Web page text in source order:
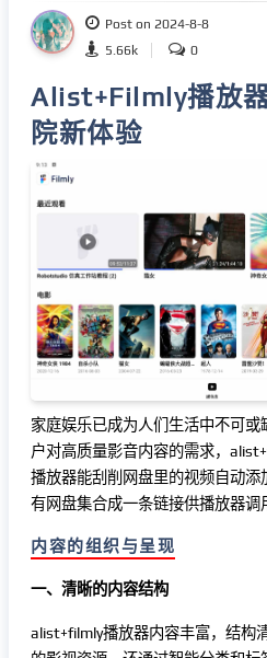
Post on 2024-8-8
5.66k
0
Alist+Filmly播放
院新体验
家庭娱乐已成为人们生活中不可
户对高质量影音内容的需求，
播放器能刮削网盘里的视频自动
有网盘集合成一条链接供播放器调
内容的组织与呈现
一、清晰的内容结构
alist+filmly播放器内容丰富，结构